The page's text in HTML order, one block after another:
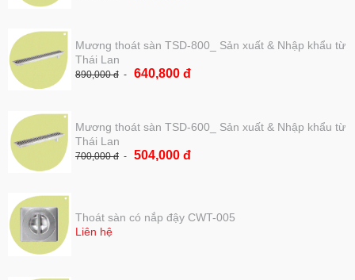
Mương thoát sàn TSD-800_ Sản xuất & Nhập khẩu từ
Thái Lan
890,000 đ 640,800 đ
Mương thoát sàn TSD-600_ Sản xuất & Nhập khẩu từ
Thái Lan
700,000 đ 504,000 đ
Thoát sàn có nắp đậy CWT-005
Liên hệ